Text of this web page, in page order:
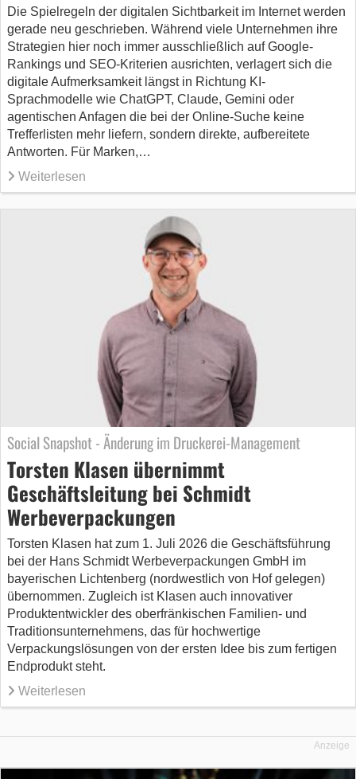
Die Spielregeln der digitalen Sichtbarkeit im Internet werden
gerade neu geschrieben. Während viele Unternehmen ihre
Strategien hier noch immer ausschließlich auf Google-
Rankings und SEO-Kriterien ausrichten, verlagert sich die
digitale Aufmerksamkeit längst in Richtung KI-
Sprachmodelle wie ChatGPT, Claude, Gemini oder
agentischen Anfagen die bei der Online-Suche keine
Trefferlisten mehr liefern, sondern direkte, aufbereitete
Antworten. Für Marken,…
Weiterlesen
Social Snapshot - Änderung im Druckerei-Management
Torsten Klasen übernimmt
Geschäftsleitung bei Schmidt
Werbeverpackungen
Torsten Klasen hat zum 1. Juli 2026 die Geschäftsführung
bei der Hans Schmidt Werbeverpackungen GmbH im
bayerischen Lichtenberg (nordwestlich von Hof gelegen)
übernommen. Zugleich ist Klasen auch innovativer
Produktentwickler des oberfränkischen Familien- und
Traditionsunternehmens, das für hochwertige
Verpackungslösungen von der ersten Idee bis zum fertigen
Endprodukt steht.
Weiterlesen
Anzeige